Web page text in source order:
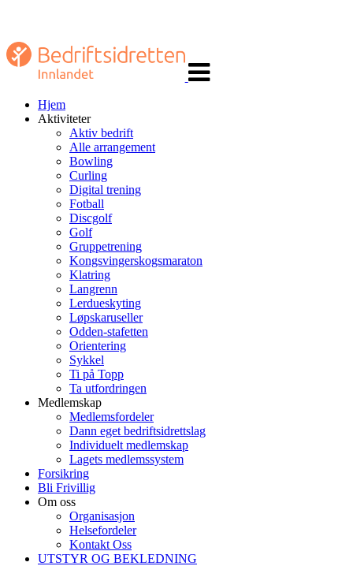
navigasjon
Hjem
Aktiviteter
Aktiv bedrift
Alle arrangement
Bowling
Curling
Digital trening
Fotball
Discgolf
Golf
Gruppetrening
Kongsvingerskogsmaraton
Klatring
Langrenn
Lerdueskyting
Løpskaruseller
Odden-stafetten
Orientering
Sykkel
Ti på Topp
Ta utfordringen
Medlemskap
Medlemsfordeler
Dann eget bedriftsidrettslag
Individuelt medlemskap
Lagets medlemssystem
Forsikring
Bli Frivillig
Om oss
Organisasjon
Helsefordeler
Kontakt Oss
UTSTYR OG BEKLEDNING